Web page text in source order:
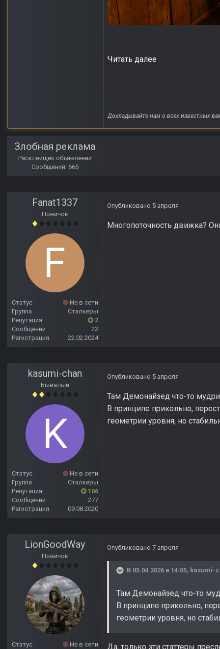
Читать далее
Докладывайте нам о всех известных
Злобная реклама
Расклейщик объявлений
Сообщений: 666
Fanat1337
Новичок
Статус
Не в сети
Группа
Сталкеры
Репутация
2
Сообщений
22
Регистрация
22.02.2024
Опубликовано 5 апреля
Многопоточность движка?
kasumi-chan
Бывалый
Статус
Не в сети
Группа
Сталкеры
Репутация
106
Сообщений
277
Регистрация
09.08.2020
Опубликовано 5 апреля
Там Демонайзед что-то
В принципе прикольно,
геометрии уровня, но
LionGoodWay
Новичок
Статус Не в сети
Опубликовано 7 апреля
В 05.04.2026 в 14:05, kasumi-
Там Демонайзед что-то
В принципе прикольно,
геометрии уровня, но
Да, только эти статтеры